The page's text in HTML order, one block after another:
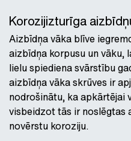
Korozijizturīga
Aizbīdņa vāka blīve
aizbīdņa korpusu un vāku,
lielu spiediena svārstību
aizbīdņa vāka skrūves ir
nodrošinātu, ka apkārtējai
visbeidzot tās ir noslēgtas
novērstu koroziju.